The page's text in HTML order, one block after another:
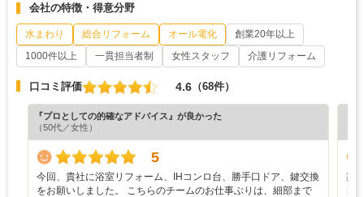
会社の特徴・得意分野
水まわり 総合リフォーム オール電化
創業20年以上
1000件以上
一貫担当者制 女性スタッフ 介護リフォーム
口コミ評価 4.6 （68件）
『プロとしての的確なアドバイス』が良かった
（50代／女性）
5
​今回、貴社に浴室リフォーム、IHコンロ台、勝手口ドア、鍵交換
をお願いしました。 こちらのチームのお仕事ぶりは、細部まで
期